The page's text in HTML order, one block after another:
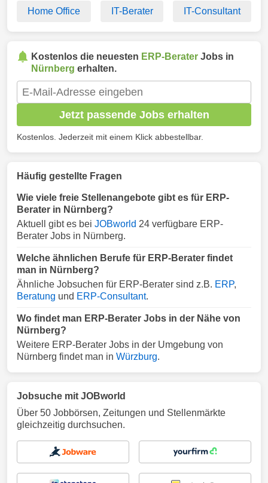
Home Office IT-Berater IT-Consultant
Kostenlos die neuesten ERP-Berater Jobs in
Nürnberg erhalten.
Jetzt passende Jobs erhalten
Kostenlos. Jederzeit mit einem Klick abbestellbar.
Häufig gestellte Fragen
Wie viele freie Stellenangebote gibt es für ERP-
Berater in Nürnberg?
Aktuell gibt es bei JOBworld 24 verfügbare ERP-
Berater Jobs in Nürnberg.
Welche ähnlichen Berufe für ERP-Berater findet
man in Nürnberg?
Ähnliche Jobsuchen für ERP-Berater sind z.B. ERP,
Beratung und ERP-Consultant.
Wo findet man ERP-Berater Jobs in der Nähe von
Nürnberg?
Weitere ERP-Berater Jobs in der Umgebung von
Nürnberg findet man in Würzburg.
Jobsuche mit JOBworld
Über 50 Jobbörsen, Zeitungen und Stellenmärkte
gleichzeitig durchsuchen.